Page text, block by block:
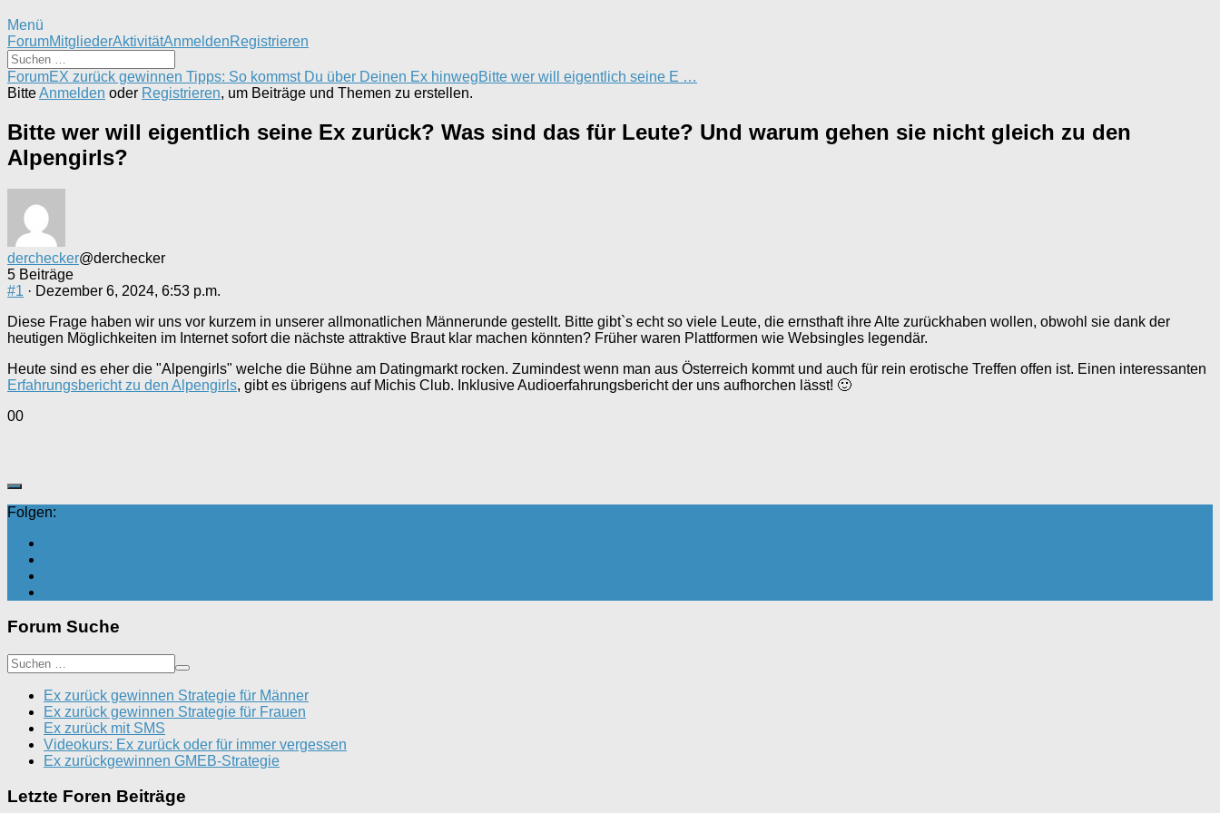
Menü
Forum-
Navigation
ForumMitgliederAktivitätAnmeldenRegistrieren
Forum-
Breadcrumbs
Du
bist
hier:
ForumEX zurück gewinnen Tipps: So kommst Du über Deinen Ex hinwegBitte wer will eigentlich seine E …
BitteAnmelden oder Registrieren, um Beiträge und Themen zu erstellen.
Bitte wer will eigentlich seine Ex zurück? Was sind das für Leute? Und warum gehen sie nicht gleich zu den
Alpengirls?
derchecker@derchecker
5 Beiträge
#1 · Dezember 6, 2024, 6:53 p.m.
Diese Frage haben wir uns vor kurzem in unserer allmonatlichen Männerunde gestellt. Bitte gibt`s echt so viele Leute, die ernsthaft ihre Alte zurückhaben wollen, obwohl sie dank der
heutigen Möglichkeiten im Internet sofort die nächste attraktive Braut klar machen könnten? Früher waren Plattformen wie Websingles legendär.
Heute sind es eher die "Alpengirls" welche die Bühne am Datingmarkt rocken. Zumindest wenn man aus Österreich kommt und auch für rein erotische Treffen offen ist. Einen interessanten
Erfahrungsbericht zu den Alpengirls, gibt es übrigens auf Michis Club. Inklusive Audioerfahrungsbericht der uns aufhorchen lässt! 🙂
Anklicken
unten.
0Anklicken
oben.
0
Folgen:
Forum Suche
Ex zurück gewinnen Strategie für Männer
Ex zurück gewinnen Strategie für Frauen
Ex zurück mit SMS
Videokurs: Ex zurück oder für immer vergessen
Ex zurückgewinnen GMEB-Strategie
Letzte Foren Beiträge